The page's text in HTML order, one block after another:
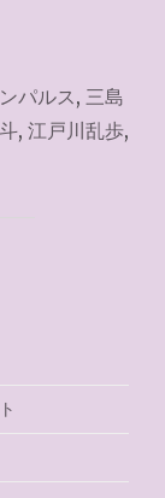
パルス , 三島
, 江戸川乱歩,